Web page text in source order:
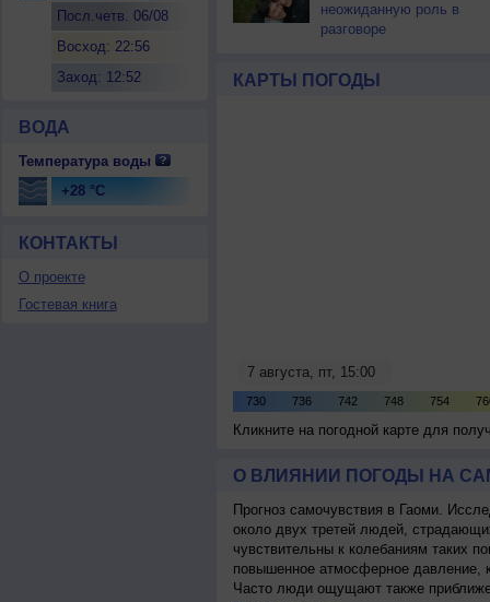
Посл.четв. 06/08
Восход: 22:56
Заход: 12:52
ВОДА
Температура воды
+28 °C
КОНТАКТЫ
О проекте
Гостевая книга
неожиданную роль в
разговоре
КАРТЫ ПОГОДЫ
Кликните на погодной карте для
О ВЛИЯНИИ ПОГОДЫ НА
Прогноз самочувствия в Гаоми.
около двух третей людей,
чувствительны к колебаниям таких
повышенное атмосферное давление,
Часто люди ощущают также